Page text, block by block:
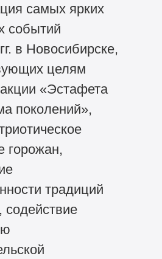
самых ярких
событий
в Новосибирске,
целям
«Эстафета
поколений»,
горожан,
традиций
содействие